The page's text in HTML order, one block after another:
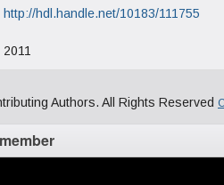
http://hdl.handle.net/10183/111755
2011
Authors. All Rights Reserved